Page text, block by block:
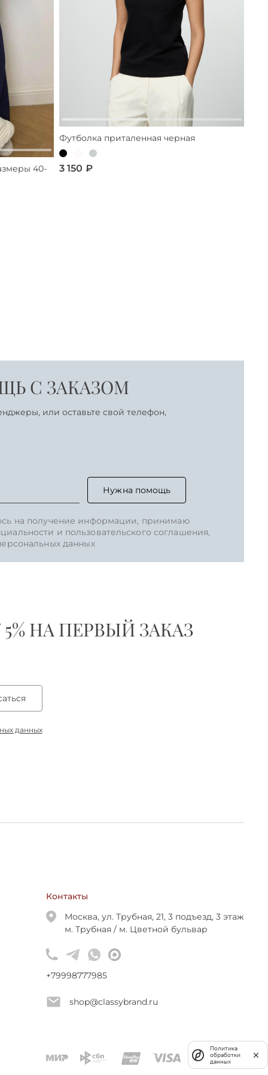
40-
Футболка приталенная черная
3 150 ₽
С ЗАКАЗОМ
или оставьте свой телефон,
Нужна помощь
на получение информации, принимаю
и пользовательского соглашения,
данных
НА ПЕРВЫЙ ЗАКАЗ
данных
Контакты
Москва, ул. Трубная, 21, 3 подъезд, 3 этаж
м. Трубная / м. Цветной бульвар
+79998777985
shop@classybrand.ru
Политика
обработки
данных